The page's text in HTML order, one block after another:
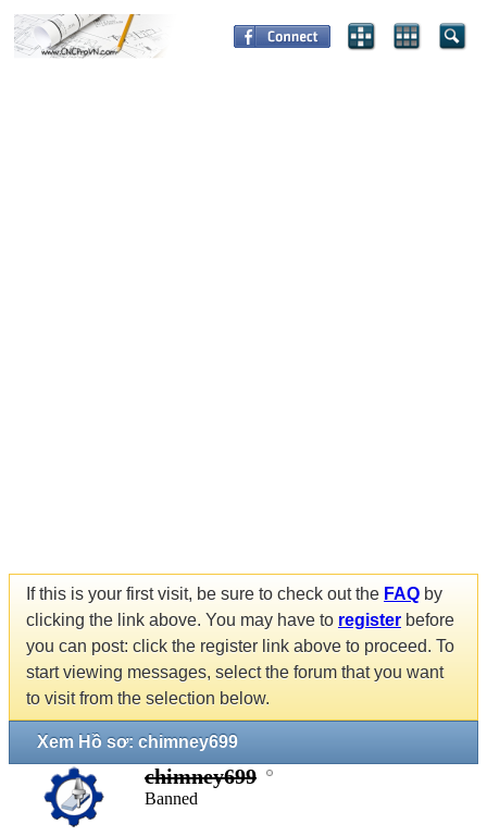
If this is your first visit, be sure to check out the FAQ by
clicking the link above. You may have to register before
you can post: click the register link above to proceed. To
start viewing messages, select the forum that you want
to visit from the selection below.
Xem Hồ sơ: chimney699
chimney699
Banned